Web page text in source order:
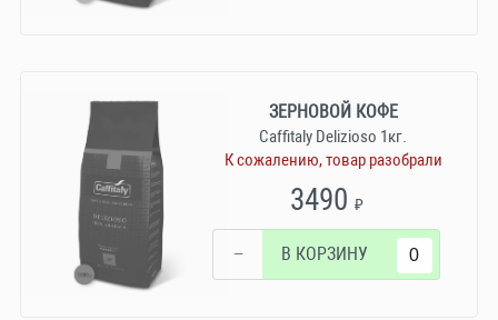
ЗЕРНОВОЙ КОФЕ
Caffitaly Delizioso 1кг.
К сожалению, товар разобрали
3490 ₽
− В КОРЗИНУ